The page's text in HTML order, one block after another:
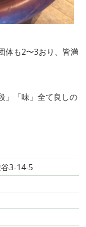
体も2〜3おり、皆満
」「味」全て良しの
3-14-5